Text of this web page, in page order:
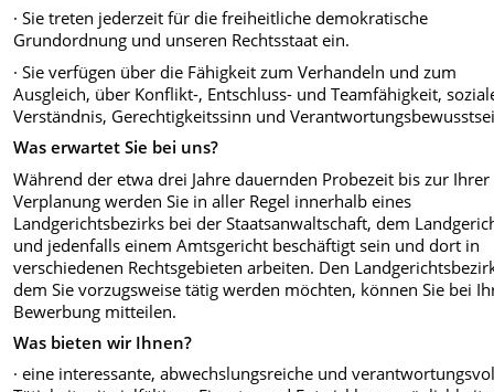
·Sie treten jederzeit für die freiheitliche demokratische
Grundordnung und unseren Rechtsstaat ein.
·Sie verfügen über die Fähigkeit zum Verhandeln und zum
Ausgleich, über Konflikt-, Entschluss- undTeamfähigkeit,
Verständnis, Gerechtigkeitssinn und
Was erwartet Sie bei uns?
Während der etwa drei Jahre dauernden Probezeit bis zur Ihrer
Verplanung werden Sie in aller Regel innerhalb eines
Landgerichtsbezirks bei der Staatsanwaltschaft, dem
und jedenfalls einem Amtsgericht beschäftigt sein und dort in
verschiedenen Rechtsgebieten arbeiten. Den
dem Sie vorzugsweise tätig werden möchten, können Sie bei
Bewerbung mitteilen.
Was bieten wir Ihnen?
·eine interessante, abwechslungsreiche und